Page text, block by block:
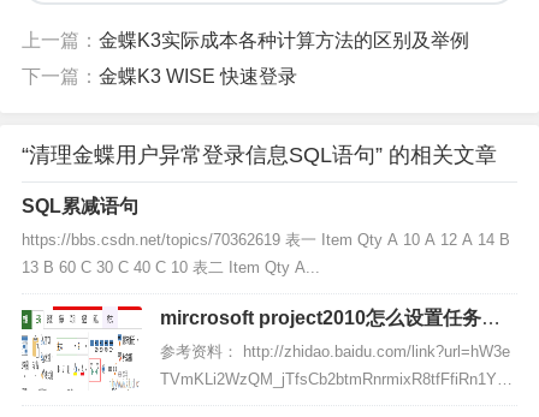
上一篇： 金蝶K3实际成本各种计算方法的区别及举例
下一篇： 金蝶K3 WISE 快速登录
“清理金蝶用户异常登录信息SQL语句” 的相关文章
SQL累减语句
https://bbs.csdn.net/topics/70362619 表一 Item Qty A 10 A 12 A 14 B
13 B 60 C 30 C 40 C 10 表二 Item Qty A...
mircrosoft project2010怎么设置任务级
别，降级
参考资料： http://zhidao.baidu.com/link?url=hW3e
TVmKLi2WzQM_jTfsCb2btmRnrmixR8tfFfiRn1YTt
M6ylBBXMsnQHpEAUefawNdg-bTiFeXh9Of-U47M